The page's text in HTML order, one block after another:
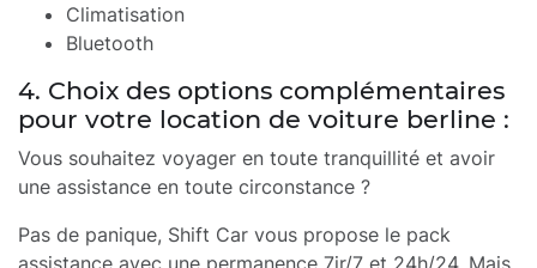
Climatisation
Bluetooth
4. Choix des options complémentaires
pour votre location de voiture berline :
Vous souhaitez voyager en toute tranquillité et avoir
une assistance en toute circonstance ?
Pas de panique, Shift Car vous propose le pack
assistance avec une permanence 7jr/7 et 24h/24. Mais